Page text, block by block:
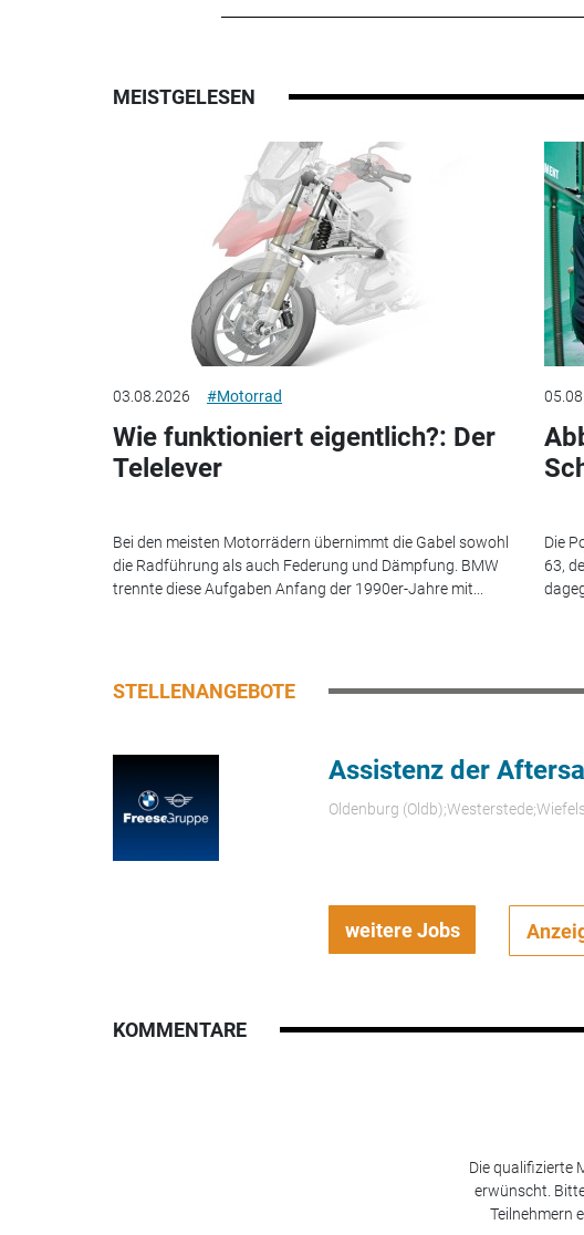
MEISTGELESEN
03.08.2026 #Motorrad
Wie funktioniert eigentlich?: Der
Telelever
Bei den meisten Motorrädern übernimmt die Gabel sowohl
die Radführung als auch Federung und Dämpfung. BMW
trennte diese Aufgaben Anfang der 1990er-Jahre mit...
Die
63,
STELLENANGEBOTE
Assistenz der
Oldenburg
weitere Jobs
KOMMENTARE
Die qualifizierte
erwünscht.
Teilnehmern